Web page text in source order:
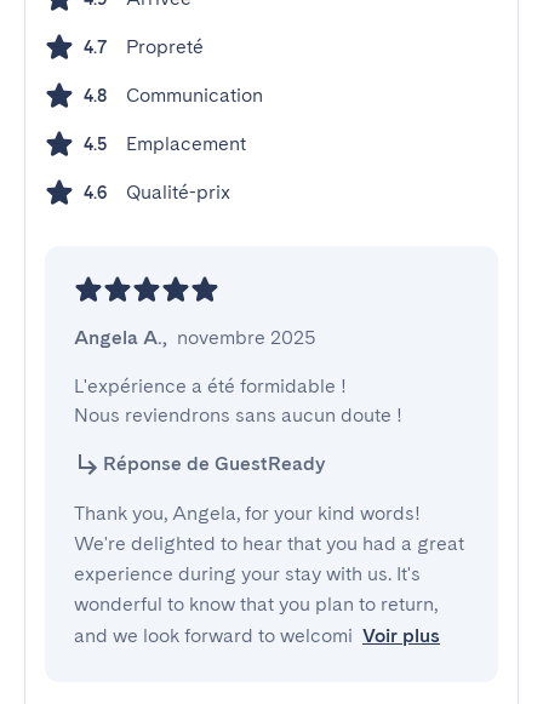
4.7 Propreté
4.8 Communication
4.5 Emplacement
4.6 Qualité-prix
Angela A., novembre 2025
L'expérience a été formidable !
Nous reviendrons sans aucun doute !
Réponse de GuestReady
Thank you, Angela, for your kind words!
We're delighted to hear that you had a great
experience during your stay with us. It's
wonderful to know that you plan to return,
and we look forward to welcomi Voir plus